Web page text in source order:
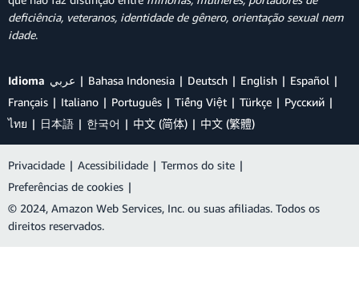
deficiência, veteranos, identidade de gênero, orientação sexual nem
idade.
Idioma عربي Bahasa Indonesia Deutsch English
Español
Français
Italiano Português Tiếng Việt Türkçe
Ρусский
ไทย
日本語 한국어 中文 (简体) 中文 (繁體)
Privacidade | Acessibilidade | Termos do site |
Preferências de cookies |
© 2024, Amazon Web Services, Inc. ou suas afiliadas. Todos os
direitos reservados.